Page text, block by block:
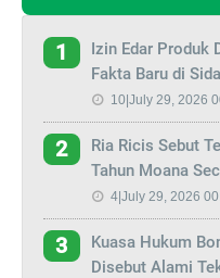
1
Izin Edar Produk
Fakta Baru di
10|July 29, 2026
2
Ria Ricis Sebut
Tahun Moana
4|July 29, 2026
3
Kuasa Hukum
Disebut Alami